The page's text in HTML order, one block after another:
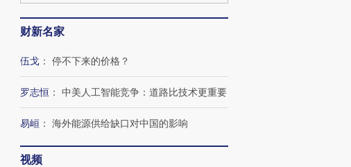
财新名家
伍戈 ： 停不下来的价格？
罗志恒 ： 中美人工智能竞争：道路比技术更重要
易峘 ： 海外能源供给缺口对中国的影响
视频